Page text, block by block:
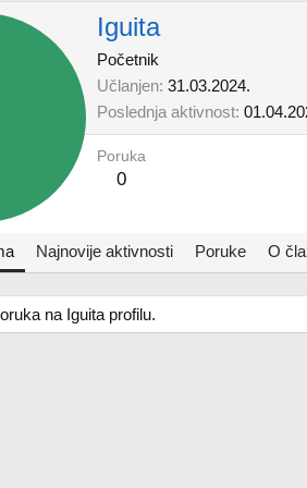
Iguita
Početnik
Učlanjen 31.03.2024.
Poslednja aktivnost
Poruka
0
Najnovije aktivnosti Poruke O
na Iguita profilu.